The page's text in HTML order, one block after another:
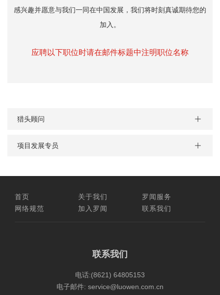
感兴趣并愿意与我们一同在中国发展，我们将时刻真诚期待您的
加入。
应聘以下职位时请在邮件标题中注明职位名称
猎头顾问
项目发展专员
首页 关于我们
罗闻服务
网络规范
加入罗闻 联系我们
联系我们
电话:(8621) 64805153
电子邮件: service@luowen.com.cn